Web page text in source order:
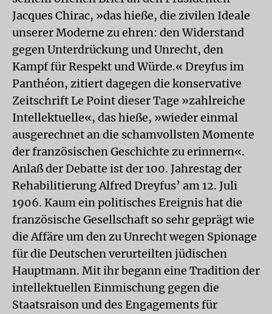
Jacques Chirac, »das hieße, die zivilen Ideale
unserer Moderne zu ehren: den Widerstand
gegen Unterdrückung und Unrecht, den
Kampf für Respekt und Würde.« Dreyfus im
Panthéon, zitiert dagegen die konservative
Zeitschrift Le Point dieser Tage »zahlreiche
Intellektuelle«, das hieße, »wieder einmal
ausgerechnet an die schamvollsten Momente
der französischen Geschichte zu erinnern«.
Anlaß der Debatte ist der 100. Jahrestag der
Rehabilitierung Alfred Dreyfus’ am 12. Juli
1906. Kaum ein politisches Ereignis hat die
französische Gesellschaft so sehr geprägt wie
die Affäre um den zu Unrecht wegen Spionage
für die Deutschen verurteilten jüdischen
Hauptmann. Mit ihr begann eine Tradition der
intellektuellen Einmischung gegen die
Staatsraison und des Engagements für